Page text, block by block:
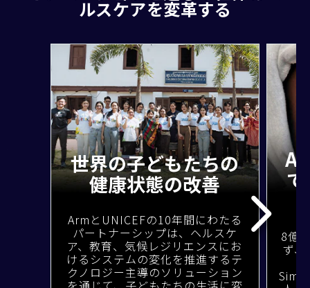
ルスケアを変革する
世界の子どもたちの
健康状態の改善
ArmとUNICEFの10年間にわたる
パートナーシップは、ヘルスケ
ア、教育、気候レジリエンスにお
けるシステムの変化を推進するテ
クノロジー主導のソリューション
8億
ず、